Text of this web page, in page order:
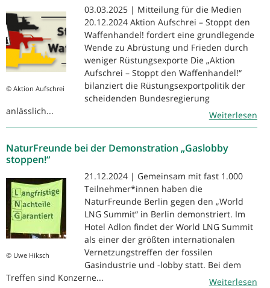
© Aktion Aufschrei
03.03.2025 | Mitteilung für die Medien
20.12.2024 Aktion Aufschrei – Stoppt den
Waffenhandel! fordert eine grundlegende
Wende zu Abrüstung und Frieden durch
weniger Rüstungsexporte Die „Aktion
Aufschrei – Stoppt den Waffenhandel!“
bilanziert die Rüstungsexportpolitik der
scheidenden Bundesregierung
anlässlich...
Weiterlesen
NaturFreunde bei der Demonstration „Gaslobby
stoppen!“
© Uwe Hiksch
21.12.2024 | Gemeinsam mit fast 1.000
Teilnehmer*innen haben die
NaturFreunde Berlin gegen den „World
LNG Summit“ in Berlin demonstriert. Im
Hotel Adlon findet der World LNG Summit
als einer der größten internationalen
Vernetzungstreffen der fossilen
Gasindustrie und -lobby statt. Bei dem
Treffen sind Konzerne...
Weiterlesen